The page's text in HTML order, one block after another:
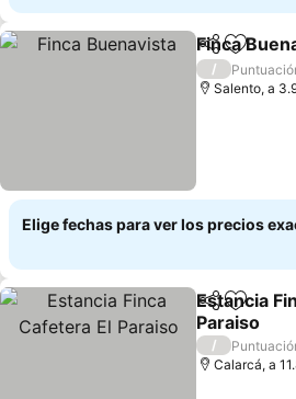
Compartir
Finca
/
Salento, a
Elige fechas para ver los precios
Compartir
Estancia
Paraiso
Ver precios
/
Calarcá, a